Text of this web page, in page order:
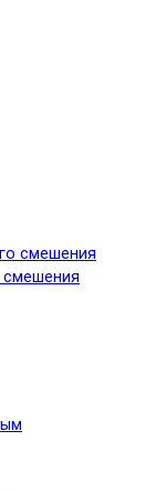
смешения
смешения